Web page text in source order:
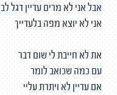
אבל אני לא מרים עדיין דגל לבן
אני לא יוצא מפה בלעדייך
את לא חייבת לי שום דבר
עם כמה שכואב לומר
אם עדיין לא ויתרת עליי